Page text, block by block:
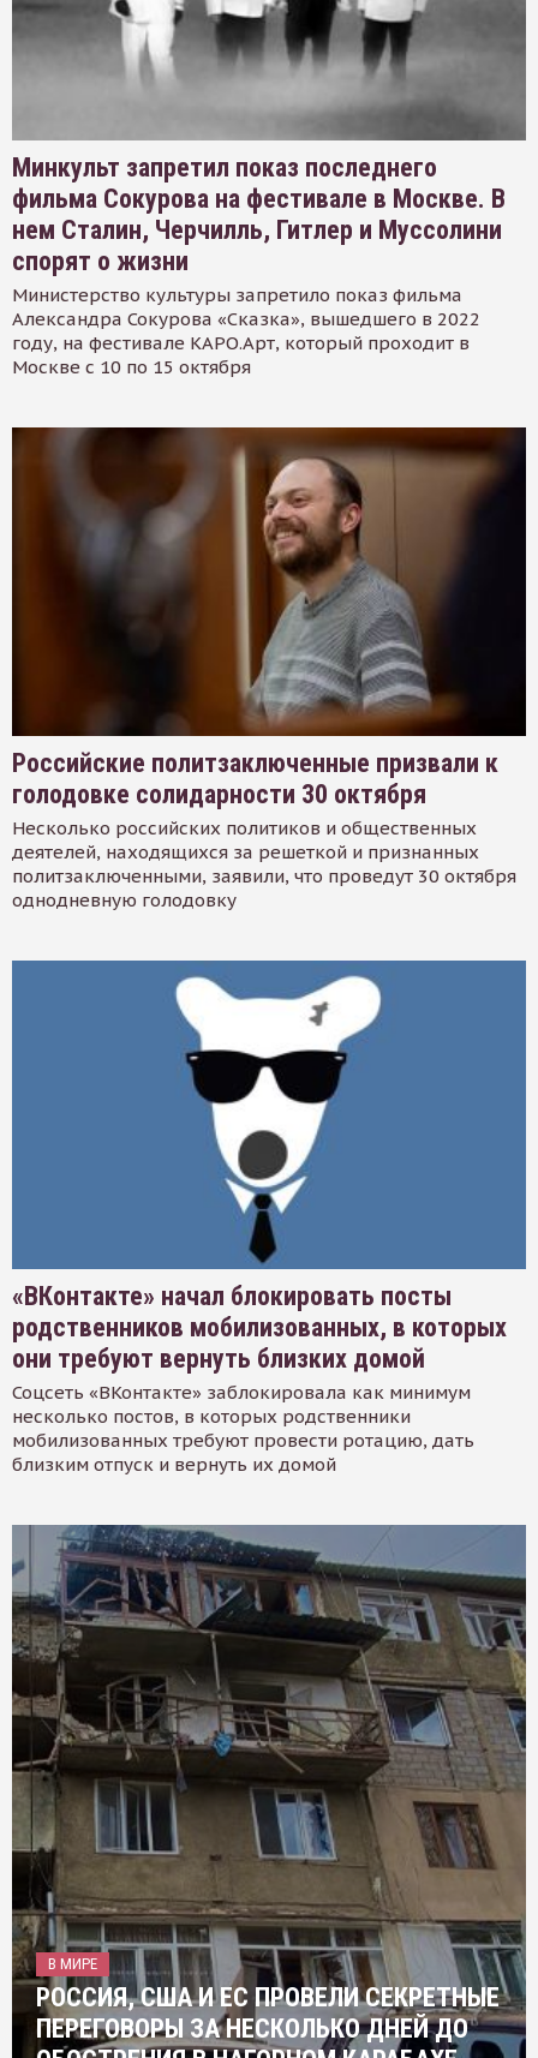
Минкульт запретил показ последнего
фильма Сокурова на фестивале в Москве. В
нем Сталин, Черчилль, Гитлер и Муссолини
спорят о жизни
Министерство культуры запретило показ фильма
Александра Сокурова «Сказка», вышедшего в 2022
году, на фестивале КАРО.Арт, который проходит в
Москве с 10 по 15 октября
Российские политзаключенные призвали к
голодовке солидарности 30 октября
Несколько российских политиков и общественных
деятелей, находящихся за решеткой и признанных
политзаключенными, заявили, что проведут 30 октября
однодневную голодовку
«ВКонтакте» начал блокировать посты
родственников мобилизованных, в которых
они требуют вернуть близких домой
Соцсеть «ВКонтакте» заблокировала как минимум
несколько постов, в которых родственники
мобилизованных требуют провести ротацию, дать
близким отпуск и вернуть их домой
В МИРЕ
РОССИЯ, США И ЕС ПРОВЕЛИ СЕКРЕТНЫЕ
ПЕРЕГОВОРЫ ЗА НЕСКОЛЬКО ДНЕЙ ДО